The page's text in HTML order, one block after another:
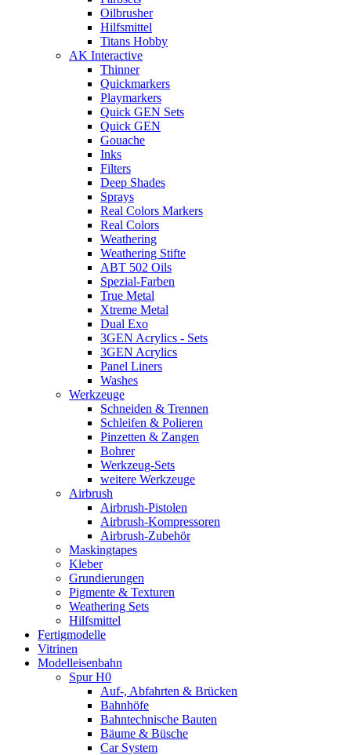
Oilbrusher
Hilfsmittel
Titans Hobby
AK Interactive
Thinner
Quickmarkers
Playmarkers
Quick GEN Sets
Quick GEN
Gouache
Inks
Filters
Deep Shades
Sprays
Real Colors Markers
Real Colors
Weathering
Weathering Stifte
ABT 502 Oils
Spezial-Farben
True Metal
Xtreme Metal
Dual Exo
3GEN Acrylics - Sets
3GEN Acrylics
Panel Liners
Washes
Werkzeuge
Schneiden & Trennen
Schleifen & Polieren
Pinzetten & Zangen
Bohrer
Werkzeug-Sets
weitere Werkzeuge
Airbrush
Airbrush-Pistolen
Airbrush-Kompressoren
Airbrush-Zubehör
Maskingtapes
Kleber
Grundierungen
Pigmente & Texturen
Weathering Sets
Hilfsmittel
Fertigmodelle
Vitrinen
Modelleisenbahn
Spur H0
Auf-, Abfahrten & Brücken
Bahnhöfe
Bahntechnische Bauten
Bäume & Büsche
Car System